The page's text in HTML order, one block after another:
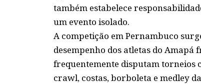
também estabelece
um evento isolado.
A competição em Pernambuco
desempenho dos atletas do Amapá
frequentemente disputam torneios
crawl, costas, borboleta e medley